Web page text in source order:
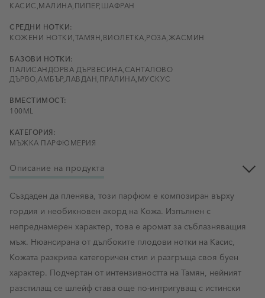
КАСИС,МАЛИНА,ПИПЕР,ШАФРАН
СРЕДНИ НОТКИ:
КОЖЕНИ НОТКИ,ТАМЯН,ВИОЛЕТКА,РОЗА,ЖАСМИН
БАЗОВИ НОТКИ:
ПАЛИСАНДОРВА ДЪРВЕСИНА,САНТАЛОВО
ДЪРВО,АМБЪР,ЛАВДАН,ПРАЛИНА,МУСКУС
ВМЕСТИМОСТ:
100ML
КАТЕГОРИЯ:
МЪЖКА ПАРФЮМЕРИЯ
Описание на продукта
Създаден да пленява, този парфюм е композиран върху
гордия и необикновен акорд на Кожа. Изпълнен с
непреднамерен характер, това е аромат за съблазняващия
мъж. Нюансирана от дълбоките плодови нотки на Касис,
Кожата разкрива категоричен стил и разгръща своя буен
характер. Подчертан от интензивността на Тамян, нейният
разстилащ се шлейф става още по-интригуващ с истински